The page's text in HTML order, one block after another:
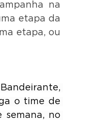
na
etapa da
etapa, ou
o time de
semana, no